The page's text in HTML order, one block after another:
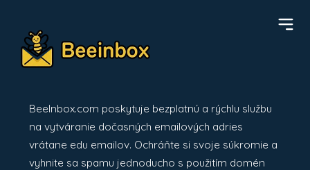
BeeInbox.com poskytuje bezplatnú a rýchlu službu
na vytváranie dočasných emailových adries
vrátane edu emailov. Ochráňte si svoje súkromie a
vyhnite sa spamu jednoducho s použitím domén